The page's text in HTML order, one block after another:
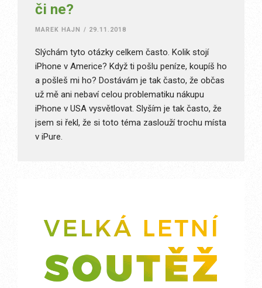
či ne?
MAREK HAJN / 29.11.2018
Slýchám tyto otázky celkem často. Kolik stojí
iPhone v Americe? Když ti pošlu peníze, koupíš ho
a pošleš mi ho? Dostávám je tak často, že občas
už mě ani nebaví celou problematiku nákupu
iPhone v USA vysvětlovat. Slyším je tak často, že
jsem si řekl, že si toto téma zaslouží trochu místa
v iPure.